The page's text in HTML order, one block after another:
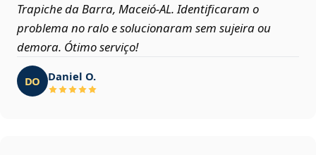
Trapiche da Barra, Maceió‑AL. Identificaram o
problema no ralo e solucionaram sem sujeira ou
demora. Ótimo serviço!
DO Daniel O.